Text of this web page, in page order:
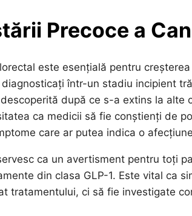
Precoce a
este esențială pentru
într-un stadiu incipient
după ce s-a extins la alte
ca medicii să fie conștienți de
care ar putea indica o
ca un avertisment pentru toți
din clasa GLP-1. Este vital ca
tratamentului, ci să fie investigate